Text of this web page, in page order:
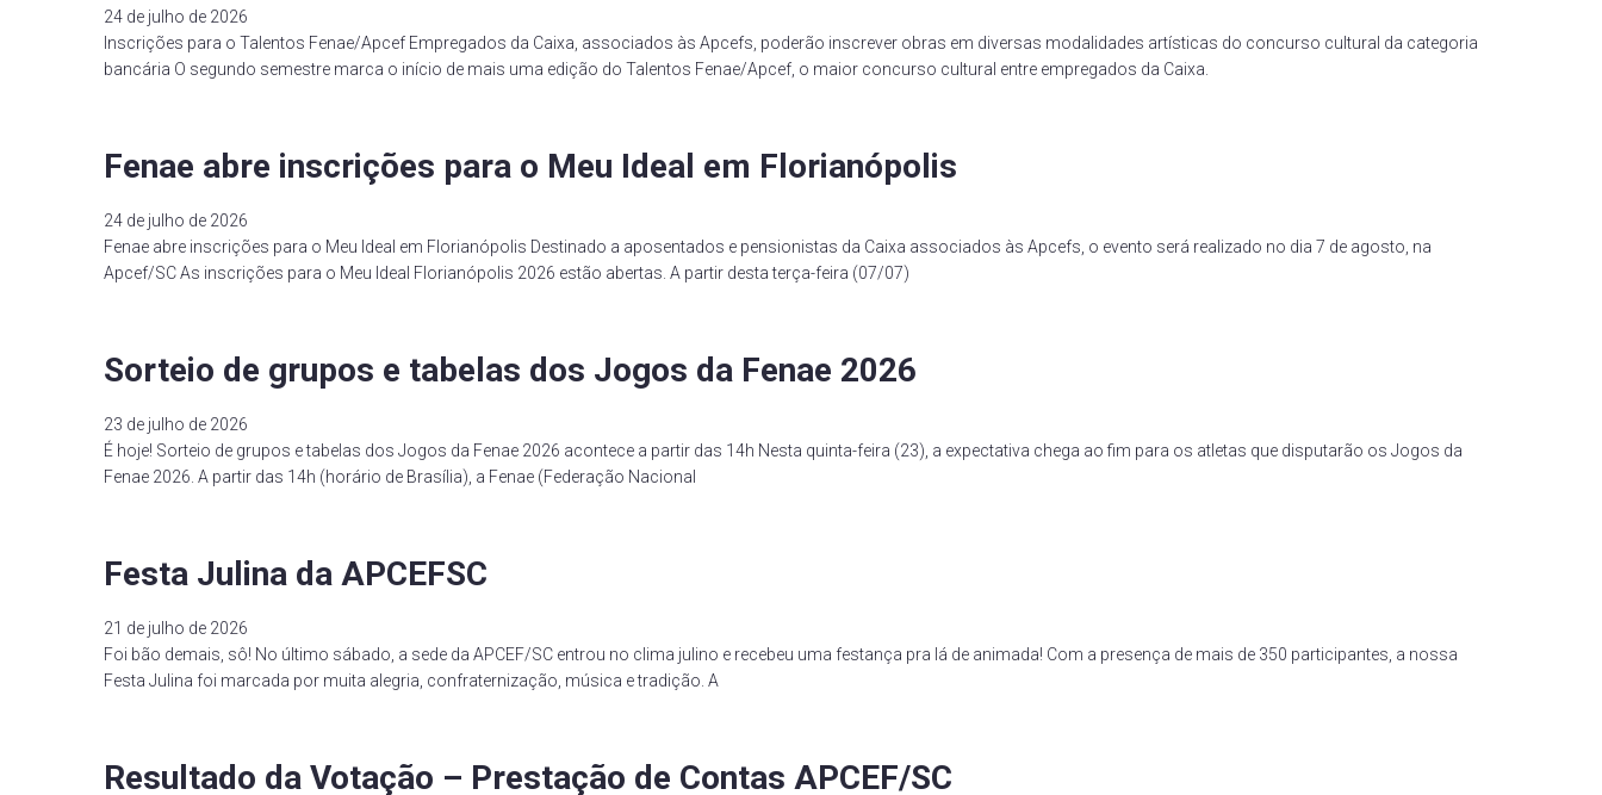
24 de julho de 2026
Inscrições para o Talentos Fenae/Apcef Empregados da Caixa, associados às Apcefs, poderão inscrever obras em diversas modalidades artísticas do concurso cultural da categoria
bancária O segundo semestre marca o início de mais uma edição do Talentos Fenae/Apcef, o maior concurso cultural entre empregados da Caixa.
Fenae abre inscrições para o Meu Ideal em Florianópolis
24 de julho de 2026
Fenae abre inscrições para o Meu Ideal em Florianópolis Destinado a aposentados e pensionistas da Caixa associados às Apcefs, o evento será realizado no dia 7 de agosto, na
Apcef/SC As inscrições para o Meu Ideal Florianópolis 2026 estão abertas. A partir desta terça-feira (07/07)
Sorteio de grupos e tabelas dos Jogos da Fenae 2026
23 de julho de 2026
É hoje! Sorteio de grupos e tabelas dos Jogos da Fenae 2026 acontece a partir das 14h Nesta quinta-feira (23), a expectativa chega ao fim para os atletas que disputarão os Jogos da
Fenae 2026. A partir das 14h (horário de Brasília), a Fenae (Federação Nacional
Festa Julina da APCEFSC
21 de julho de 2026
Foi bão demais, sô! No último sábado, a sede da APCEF/SC entrou no clima julino e recebeu uma festança pra lá de animada! Com a presença de mais de 350 participantes, a nossa
Festa Julina foi marcada por muita alegria, confraternização, música e tradição. A
Resultado da Votação – Prestação de Contas APCEF/SC